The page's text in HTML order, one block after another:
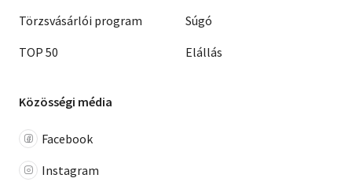
Törzsvásárlói program
TOP 50
Súgó
Elállás
Közösségi média
Facebook
Instagram